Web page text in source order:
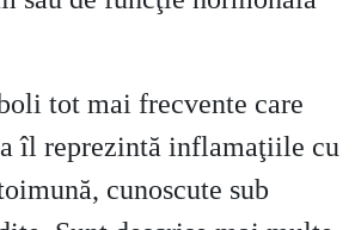
tot mai frecvente care
îl reprezintă inflamaţiile cu
cunoscute sub